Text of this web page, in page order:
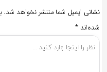
نشانی ایمیل شما منتشر نخواهد شد.
شده‌اند *